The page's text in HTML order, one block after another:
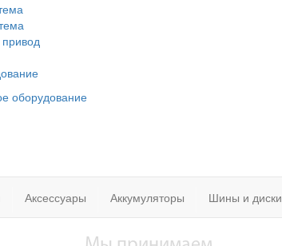
оборудование
Аксессуары Аккумуляторы Шины и диски